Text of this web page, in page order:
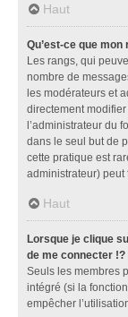
Haut
Qu’est-ce que
Les rangs, qui
nombre de
les modérateurs et
directement modifier
l’administrateur du
dans le seul but de
cette pratique est
administrateur) peut
Haut
Lorsque je clique
de me connecter !?
Seuls les membres
intégré (si la
empêcher